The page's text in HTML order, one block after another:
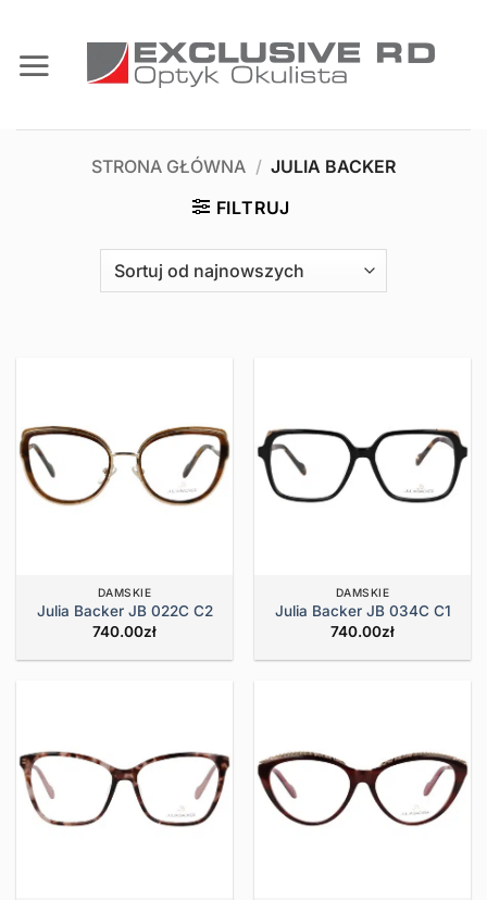
zawartości
STRONA GŁÓWNA / JULIA BACKER
FILTRUJ
DAMSKIE
Julia Backer JB 022C C2
740.00zł
DAMSKIE
Julia Backer JB 034C C1
740.00zł